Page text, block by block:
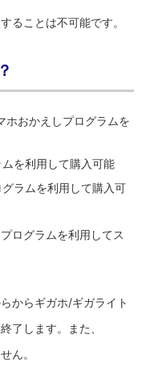
ることは不可能です。
おかえしプログラムを
を利用して購入可能
ラムを利用して購入可
ログラムを利用してス
からギガホ/ギガライト
了します。また、
ん。